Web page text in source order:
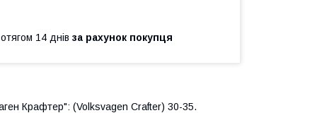
14 днів за рахунок покупця
Крафтер": (Volksvagen Crafter) 30-35.